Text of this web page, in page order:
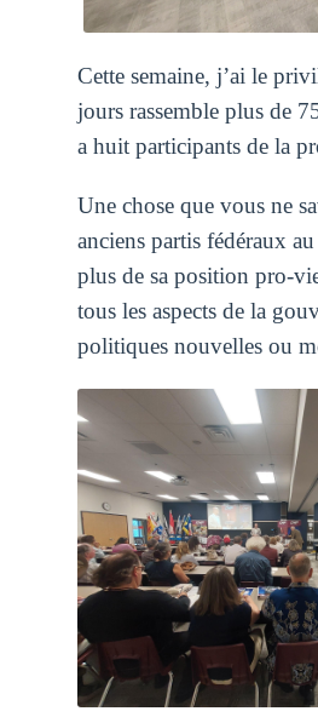
Cette semaine, j’ai le
jours rassemble plus de
a huit participants de la
Une chose que vous ne
anciens partis fédéraux
plus de sa position pro-
tous les aspects de la
politiques nouvelles ou